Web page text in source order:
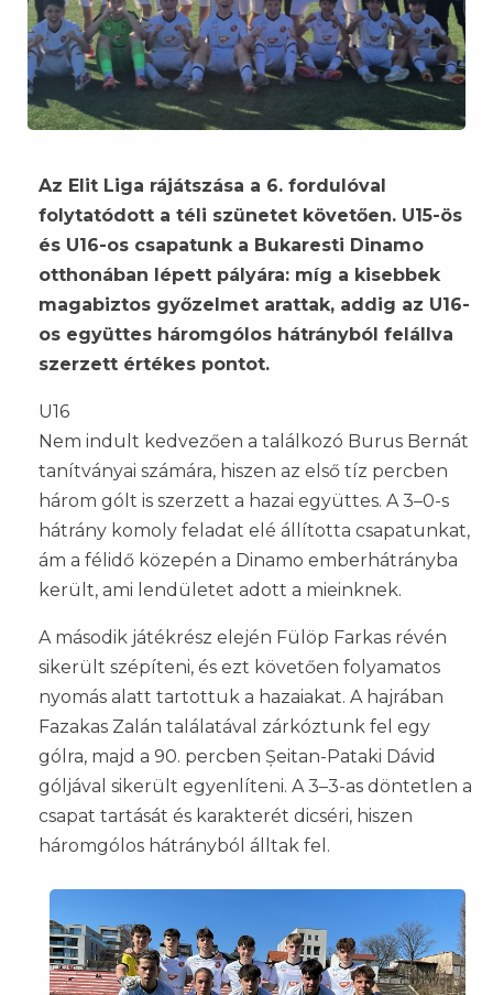
Az Elit Liga rájátszása a 6. fordulóval
folytatódott a téli szünetet követően. U15-ös
és U16-os csapatunk a Bukaresti Dinamo
otthonában lépett pályára: míg a kisebbek
magabiztos győzelmet arattak, addig az U16-
os együttes háromgólos hátrányból felállva
szerzett értékes pontot.
U16
Nem indult kedvezően a találkozó Burus Bernát
tanítványai számára, hiszen az első tíz percben
három gólt is szerzett a hazai együttes. A 3–0-s
hátrány komoly feladat elé állította csapatunkat,
ám a félidő közepén a Dinamo emberhátrányba
került, ami lendületet adott a mieinknek.
A második játékrész elején Fülöp Farkas révén
sikerült szépíteni, és ezt követően folyamatos
nyomás alatt tartottuk a hazaiakat. A hajrában
Fazakas Zalán találatával zárkóztunk fel egy
gólra, majd a 90. percben Șeitan-Pataki Dávid
góljával sikerült egyenlíteni. A 3–3-as döntetlen a
csapat tartását és karakterét dicséri, hiszen
háromgólos hátrányból álltak fel.